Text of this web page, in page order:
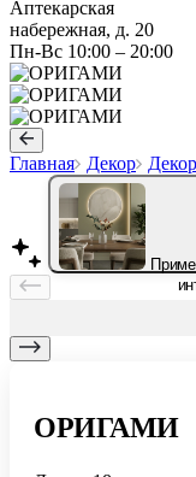
Аптекарская
набережная, д. 20
Пн-Вс 10:00 – 20:00
Главная Декор Декор
ОРИГАМИ